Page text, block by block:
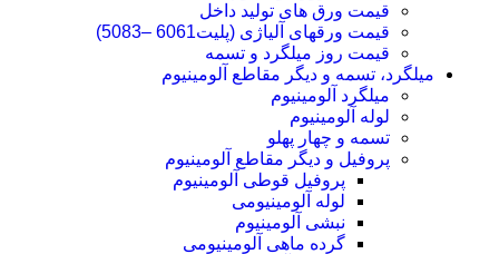
قیمت ورق های تولید داخل
قیمت ورقهای آلیاژی (پلیت6061 –5083)
قیمت روز میلگرد و تسمه
میلگرد، تسمه و دیگر مقاطع آلومینیوم
میلگرد آلومینیوم
لوله آلومینیوم
تسمه و چهار پهلو
پروفیل و دیگر مقاطع آلومینیوم
پروفیل قوطی آلومینیوم
لوله آلومینیومی
نبشی آلومینیوم
گرده ماهی آلومینیومی